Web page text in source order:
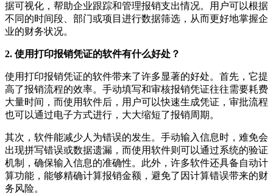
据可视化，帮助企业跟踪和管理报销支出情况。用户可以根据
不同的时间段、部门或项目进行数据筛选，从而更好地掌握企
业的财务状况。
2. 使用打印报销凭证的软件有什么好处？
使用打印报销凭证的软件带来了许多显著的好处。首先，它提
高了报销流程的效率。手动填写和审核报销凭证往往需要耗费
大量时间，而使用软件后，用户可以快速生成凭证，审批流程
也可以通过电子方式进行，大大缩短了报销周期。
其次，软件能减少人为错误的发生。手动输入信息时，难免会
出现拼写错误或数据遗漏，而使用软件则可以通过系统的验证
机制，确保输入信息的准确性。此外，许多软件还具备自动计
算功能，能够精确计算报销金额，避免了因计算错误带来的财
务风险。